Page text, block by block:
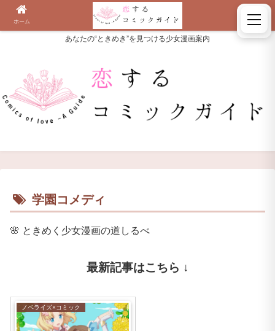
あなたの“ときめき”を見つける少女漫画案内
学園コメディ
🌸 ときめく少女漫画の道しるべ
最新記事はこちら ↓
ノベライズ×コミック
ホーム 検索